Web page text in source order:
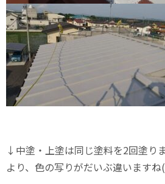
↓中塗・上塗は同じ塗料を2回塗り
より、色の写りがだいぶ違いますね